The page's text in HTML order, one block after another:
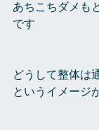
あちこちダメも
です
どうして整体は
というイメージ